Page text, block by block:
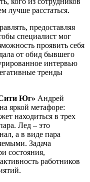
лучше расстаться.
предоставляя
специалист мог
проявить себя
от обид бывшего
интервью
тренды
Юг» Андрей
яркой метафоре:
находиться в трех
Лед – это
а в виде пара
Задача
состояния,
работников